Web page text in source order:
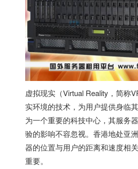
虚拟现实（Virtual Reality，简称
实环境的技术，为用户提供身临
为一个重要的科技中心，其服务
验的影响不容忽视。香港地处亚
器的位置与用户的距离和速度相
重要。